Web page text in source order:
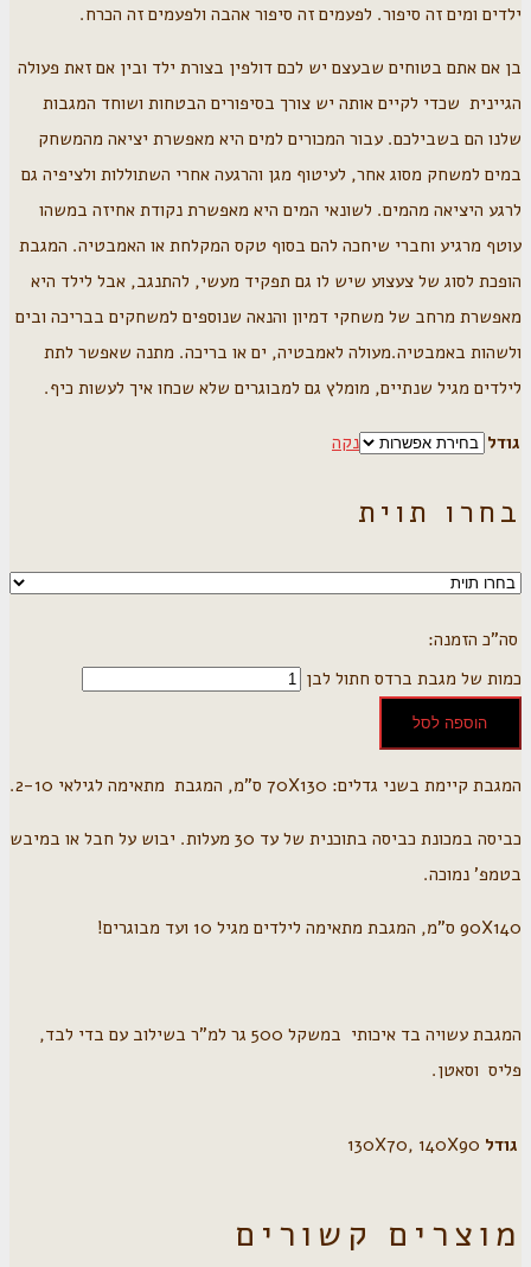
ילדים ומים זה סיפור. לפעמים זה סיפור אהבה ולפעמים זה הכרח.
בן אם אתם בטוחים שבעצם יש לכם דולפין בצורת ילד ובין אם זאת פעולה
הגיינית שכדי לקיים אותה יש צורך בסיפורים הבטחות ושוחד המגבות
שלנו הם בשבילכם. עבור המכורים למים היא מאפשרת יציאה מהמשחק
במים למשחק מסוג אחר, לעיטוף מגן והרגעה אחרי השתוללות ולציפיה גם
לרגע היציאה מהמים. לשונאי המים היא מאפשרת נקודת אחיזה במשהו
עוטף מרגיע וחברי שיחכה להם בסוף טקס המקלחת או האמבטיה. המגבת
הופכת לסוג של צעצוע שיש לו גם תפקיד מעשי, להתנגב, אבל לילד היא
מאפשרת מרחב של משחקי דמיון והנאה שנוספים למשחקים בבריכה ובים
ולשהות באמבטיה.מעולה לאמבטיה, ים או בריכה. מתנה שאפשר לתת
לילדים מגיל שנתיים, מומלץ גם למבוגרים שלא שכחו איך לעשות כיף.
גודל נקה
בחרו תוית
כמות של מגבת ברדס חתול לבן
הוספה לסל
המגבת קיימת בשני גדלים: 70X130 ס"מ, המגבת מתאימה לגילאי 2-10.
כביסה במכונת כביסה בתוכנית של עד 30 מעלות. יבוש על חבל או במיבש
בטמפ' נמוכה.
90X140 ס"מ, המגבת מתאימה לילדים מגיל 10 ועד מבוגרים!
המגבת עשויה בד איכותי במשקל 500 גר למ"ר בשילוב עם בדי לבד,
פליס וסאטן.
גודל 130X70, 140X90
מוצרים קשורים